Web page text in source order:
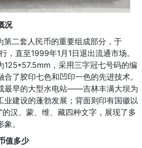
况
第二套人民币的重要组成部分，于
，直至1999年1月1日退出流通市场。
125*57.5mm，采用三字冠七号码的编
了胶印七色和凹印一色的先进技术。
最早的大型水电站——吉林丰满大坝为
业建设的蓬勃发展；背面则印有国徽以
的汉、蒙、维、藏四种文字，展现了多
象。
值多少